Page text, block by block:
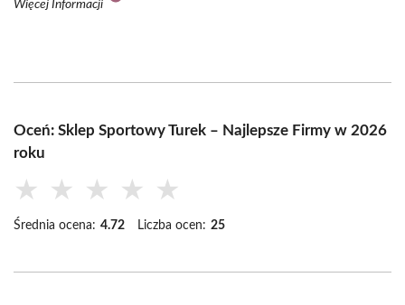
Więcej Informacji
Oceń: Sklep Sportowy Turek – Najlepsze Firmy w 2026
roku
★ ★ ★ ★ ★
Średnia ocena: 4.72 Liczba ocen: 25